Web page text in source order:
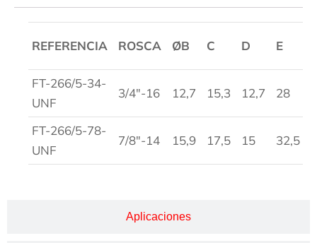
Aplicaciones
REFERENCIA ROSCA ØB C D E
FT-266/5-34-
UNF
3/4″-16 12,7 15,3 12,7 28
FT-266/5-78-
UNF
7/8″-14 15,9 17,5 15 32,5